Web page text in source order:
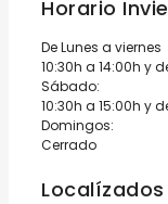
Horario
De Lunes a viernes
10:30h a 14:00h y
Sábado:
10:30h a 15:00h y
Domingos:
Cerrado
Localízados